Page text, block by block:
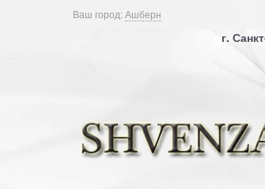
Ваш город:Ашберн
г.